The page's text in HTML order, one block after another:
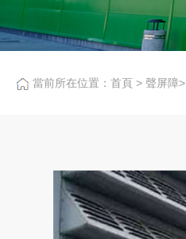
當前所在位置： 首頁 > 聲屏障>